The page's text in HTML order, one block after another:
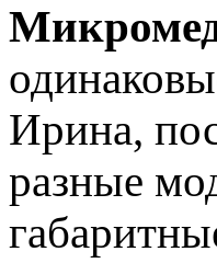
Ирина,
разные